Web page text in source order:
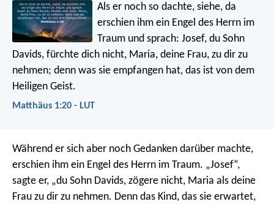
Als er noch so dachte, siehe, da
erschien ihm ein Engel des Herrn im
Traum und sprach: Josef, du Sohn
Davids, fürchte dich nicht, Maria, deine Frau, zu dir zu
nehmen; denn was sie empfangen hat, das ist von dem
Heiligen Geist.
Matthäus 1:20 - LUT
Während er sich aber noch Gedanken darüber machte,
erschien ihm ein Engel des Herrn im Traum. „Josef“,
sagte er, „du Sohn Davids, zögere nicht, Maria als deine
Frau zu dir zu nehmen. Denn das Kind, das sie erwartet,